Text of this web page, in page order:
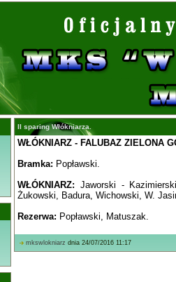
II sparing Włókniarza.
WŁÓKNIARZ - FALUBAZ ZIELONA
Bramka: Popławski.
WŁÓKNIARZ: Jaworski -
Żukowski, Badura, Wichowski, W.
Rezerwa: Popławski, Matuszak.
mkswlokniarz dnia 24/07/2016 11:17